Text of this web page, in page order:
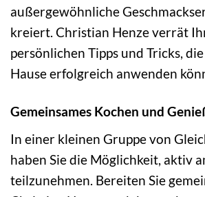
außergewöhnliche
kreiert. Christian Henze verrät
persönlichen Tipps und Tricks,
Hause erfolgreich anwenden
Gemeinsames Kochen und
In einer kleinen Gruppe von
haben Sie die Möglichkeit, aktiv
teilzunehmen. Bereiten Sie